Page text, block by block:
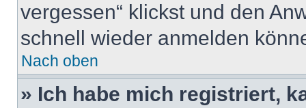
vergessen“ klickst und den
schnell wieder anmelden
Nach oben
» Ich habe mich registriert,